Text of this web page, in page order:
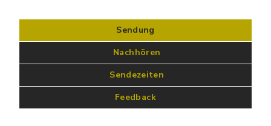
Sendung
Nachhören
Sendezeiten
Feedback